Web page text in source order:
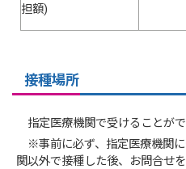
担額)
接種場所
指定医療機関で受けることがで
※事前に必ず、指定医療機関
関以外で接種した後、お問合せ